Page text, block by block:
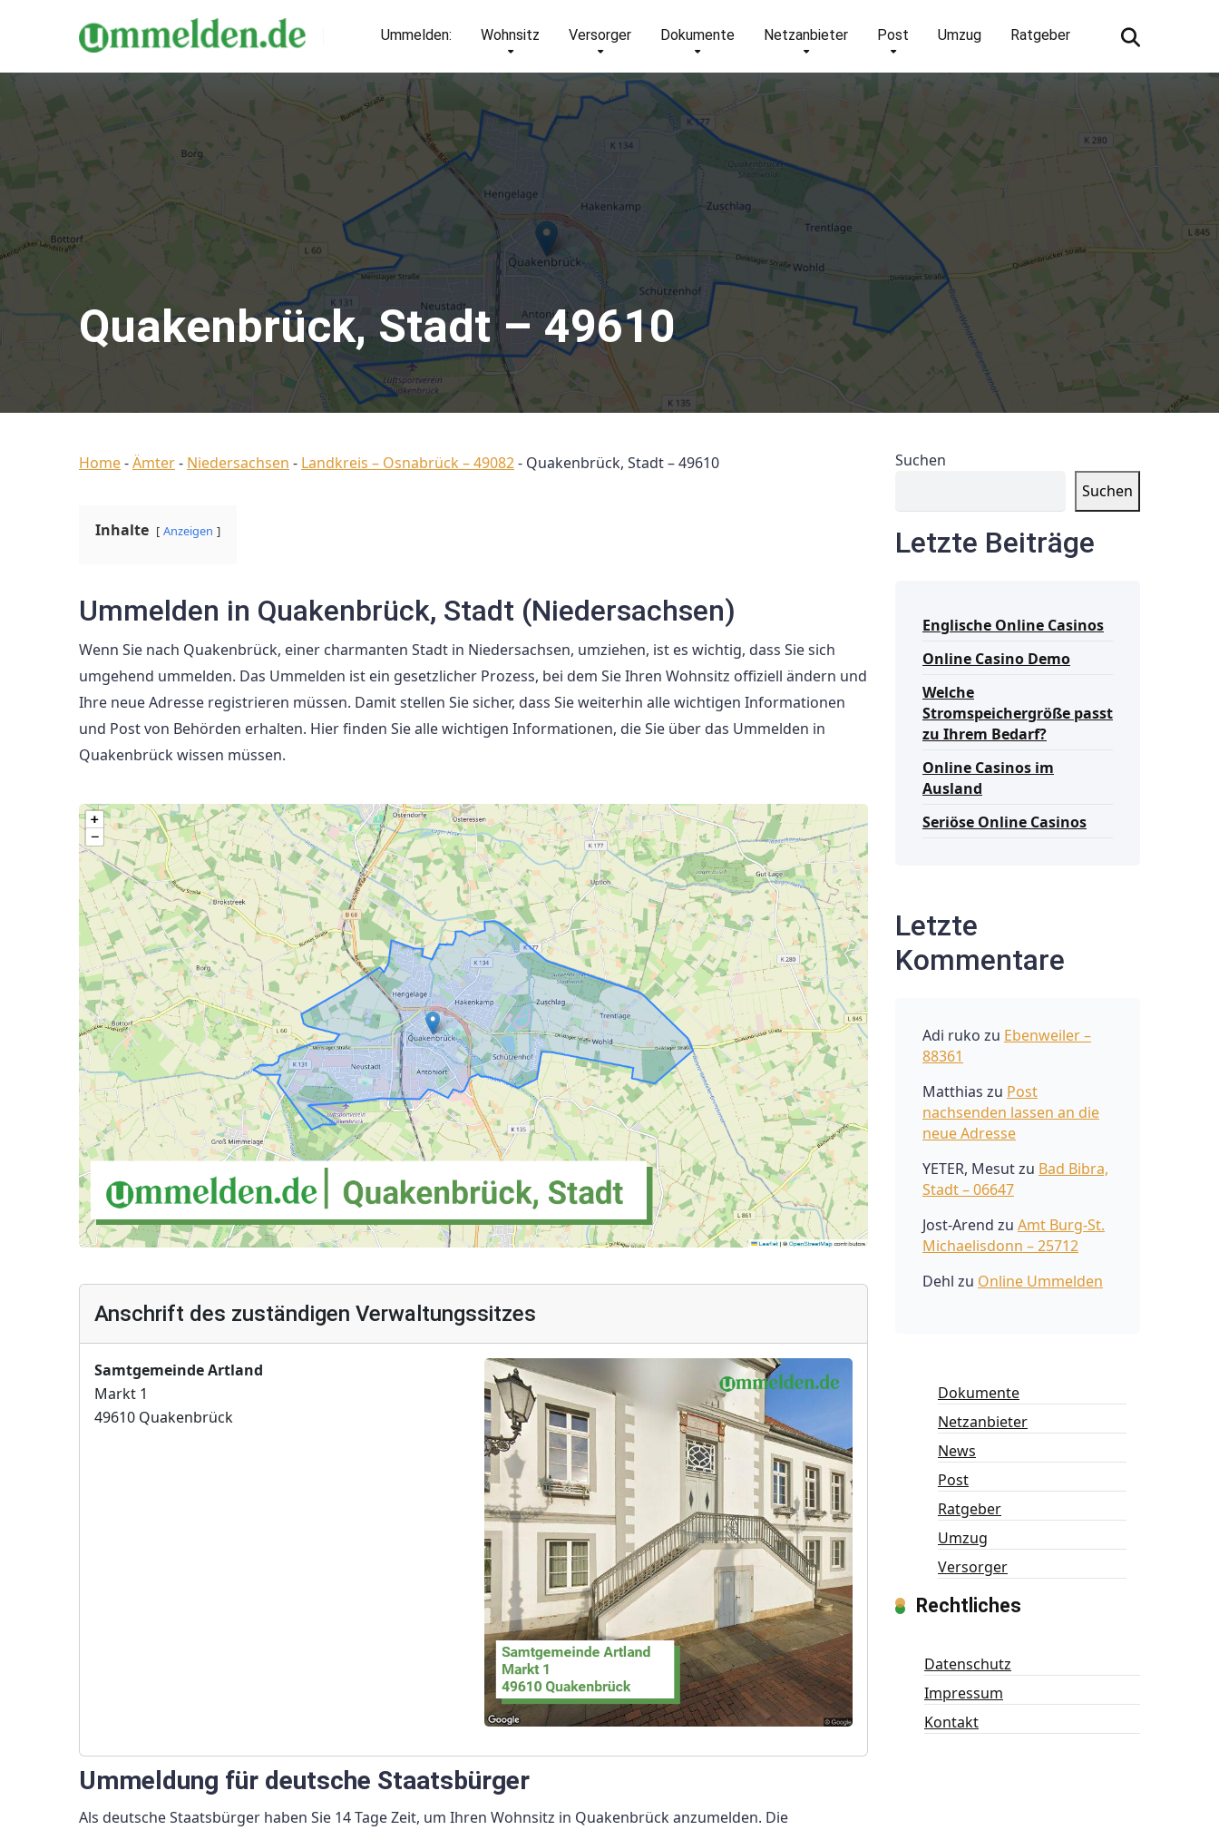
Ummelden: Wohnsitz Versorger Dokumente Netzanbieter Post Umzug Ratgeber
Quakenbrück, Stadt – 49610
Home-Ämter- Niedersachsen - Landkreis – Osnabrück – 49082- Quakenbrück, Stadt – 49610
Inhalte Anzeigen
Ummelden in Quakenbrück, Stadt (Niedersachsen)
Wenn Sie nach Quakenbrück, einer charmanten Stadt in Niedersachsen, umziehen, ist es wichtig, dass Sie sich
umgehend ummelden. Das Ummelden ist ein gesetzlicher Prozess, bei dem Sie Ihren Wohnsitz offiziell ändern und
Ihre neue Adresse registrieren müssen. Damit stellen Sie sicher, dass Sie weiterhin alle wichtigen Informationen
und Post von Behörden erhalten. Hier finden Sie alle wichtigen Informationen, die Sie über das Ummelden in
Quakenbrück wissen müssen.
Anschrift des zuständigen Verwaltungssitzes
Samtgemeinde Artland
Markt 1
49610 Quakenbrück
Ummeldung für deutsche Staatsbürger
Als deutsche Staatsbürger haben Sie 14 Tage Zeit, um Ihren Wohnsitz in Quakenbrück anzumelden. Die
Suchen
Suchen
Letzte Beiträge
Englische Online Casinos
Online Casino Demo
Welche
Stromspeichergröße passt
zu Ihrem Bedarf?
Online Casinos im
Ausland
Seriöse Online Casinos
Letzte
Kommentare
Adi ruko zu Ebenweiler –
88361
Matthias zu Post
nachsenden lassen an die
neue Adresse
YETER, Mesutzu Bad Bibra,
Stadt – 06647
Jost-Arend zu Amt Burg-St.
Michaelisdonn – 25712
Dehl zu Online Ummelden
Dokumente
Netzanbieter
News
Post
Ratgeber
Umzug
Versorger
Rechtliches
Datenschutz
Impressum
Kontakt